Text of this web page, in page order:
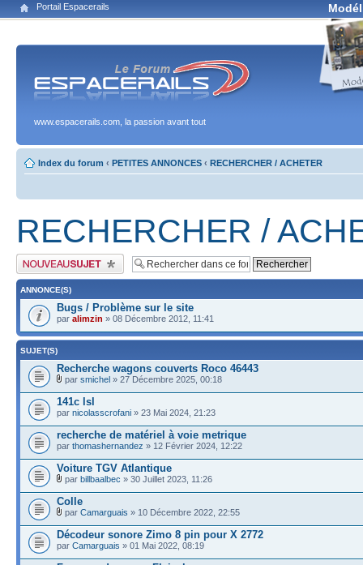
Portail Espacerails
www.espacerails.com, la passion avant tout
Index du forum ‹ PETITES ANNONCES ‹ RECHERCHER / ACHETER
RECHERCHER /
Publier un nouveau sujet
ANNONCE(S)
Bugs / Problème sur le site
par alimzin » 08 Décembre 2012, 11:41
SUJET(S)
Recherche wagons couverts Roco 46443
par smichel » 27 Décembre 2025, 00:18
141c lsl
par nicolasscrofani » 23 Mai 2024, 21:23
recherche de matériel à voie metrique
par thomashernandez » 12 Février 2024, 12:22
Voiture TGV Atlantique
par billbaalbec » 30 Juillet 2023, 11:26
Colle
par Camarguais » 10 Décembre 2022, 22:55
Décodeur sonore Zimo 8 pin pour X 2772
par Camarguais » 01 Mai 2022, 08:19